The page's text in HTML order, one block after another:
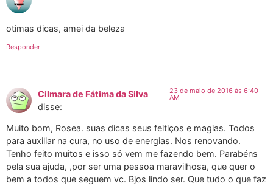
otimas dicas, amei da beleza
Responder
Cilmara de Fátima da Silva
disse:
23 de maio de 2016 às 6:40
AM
Muito bom, Rosea. suas dicas seus feitiços e magias. Todos
para auxiliar na cura, no uso de energias. Nos renovando.
Tenho feito muitos e isso só vem me fazendo bem. Parabéns
pela sua ajuda, ,por ser uma pessoa maravilhosa, que quer o
bem a todos que seguem vc. Bjos lindo ser. Que tudo o que faz